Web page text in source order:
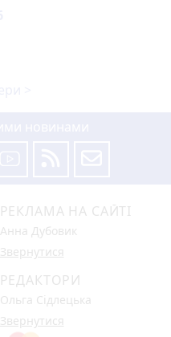
РЕКЛАМА НА САЙТІ
Анна Дубовик
Звернутися
РЕДАКТОРИ
Ольга Сідлецька
Звернутися